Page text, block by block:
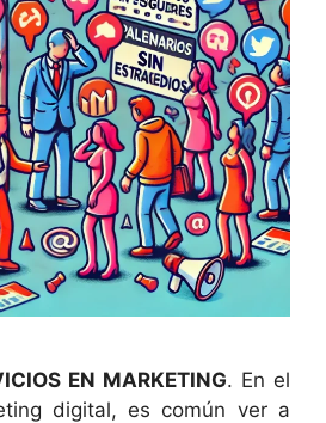
EN MARKETING. En el
digital, es común ver a